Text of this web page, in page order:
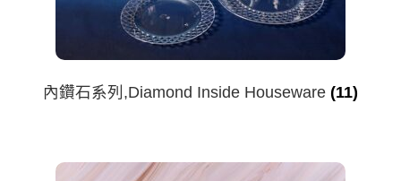
內鑽石系列,Diamond Inside Houseware (11)